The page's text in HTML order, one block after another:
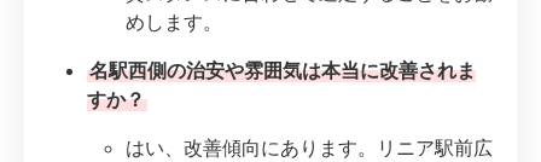
めします。
名駅西側の治安や雰囲気は本当に改善されま
すか？
はい、改善傾向にあります。リニア駅前広